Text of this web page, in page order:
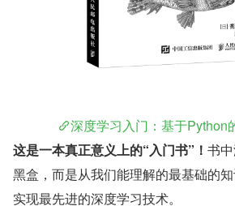
深度学习入门：基于Python
这是一本真正意义上的“入门书”！ 书
黑盒，而是从我们能理解的最基础的
实现最先进的深度学习技术。